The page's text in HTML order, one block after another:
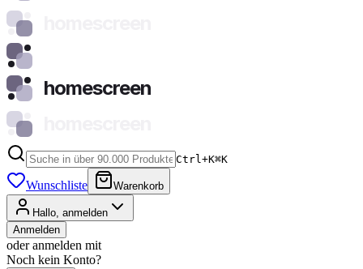
homescreen
Ctrl+K⌘K
Wunschliste Warenkorb
Hallo, anmelden
Anmelden
oder anmelden mit
Noch kein Konto?